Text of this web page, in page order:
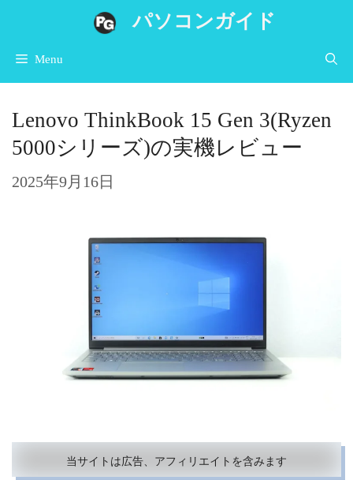
へ
ス
パソコンガイド
Menu
Lenovo ThinkBook 15 Gen 3(Ryzen
5000シリーズ)の実機レビュー
2025年9月16日
当サイトは広告、アフィリエイトを含みます